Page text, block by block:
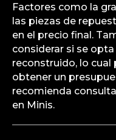
Factores como la
las piezas de
en el precio final.
considerar si se
reconstruido, lo cual
obtener un
recomienda
en Minis.